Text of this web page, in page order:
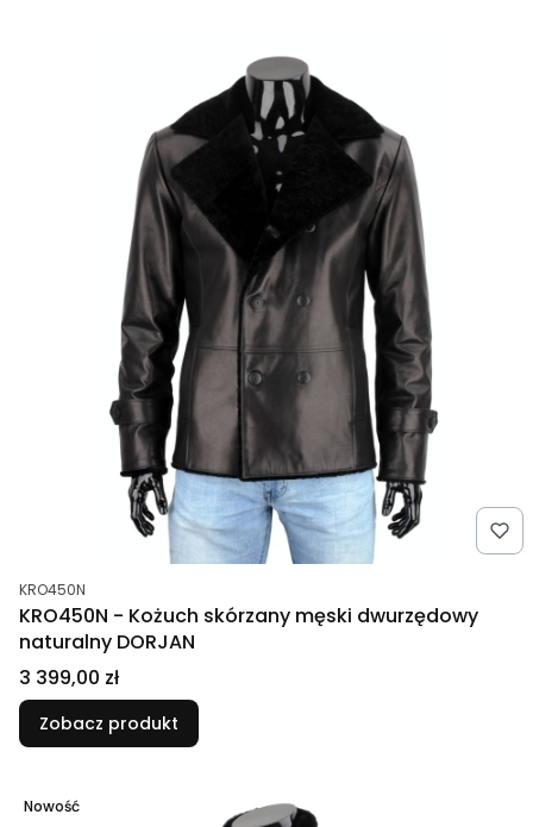
Kod produktu
KRO450N
KRO450N - Kożuch skórzany męski dwurzędowy
naturalny DORJAN
Cena
3 399,00 zł
Zobacz produkt
Nowość